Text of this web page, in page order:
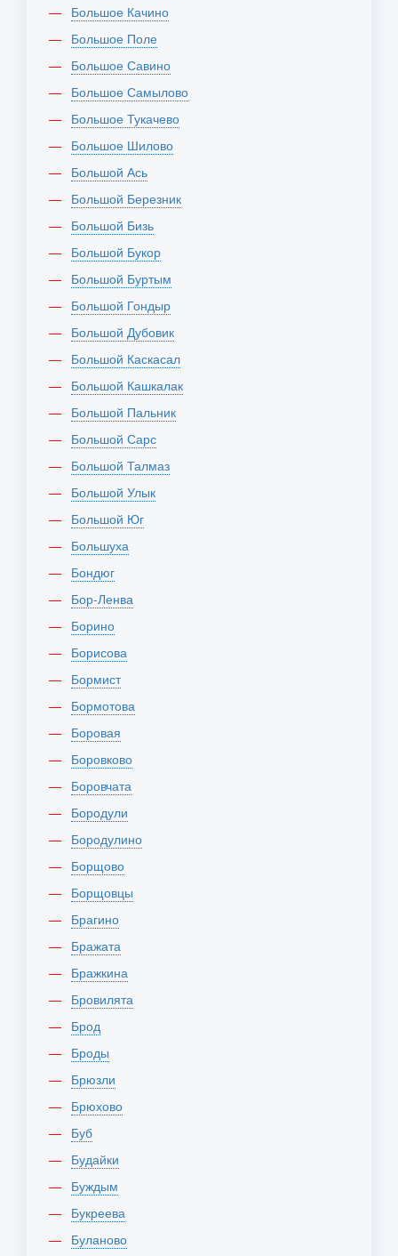
Большое Качино
Большое Поле
Большое Савино
Большое Самылово
Большое Тукачево
Большое Шилово
Большой Ась
Большой Березник
Большой Бизь
Большой Букор
Большой Буртым
Большой Гондыр
Большой Дубовик
Большой Каскасал
Большой Кашкалак
Большой Пальник
Большой Сарс
Большой Талмаз
Большой Улык
Большой Юг
Большуха
Бондюг
Бор-Ленва
Борино
Борисова
Бормист
Бормотова
Боровая
Боровково
Боровчата
Бородули
Бородулино
Борщово
Борщовцы
Брагино
Бражата
Бражкина
Бровилята
Брод
Броды
Брюзли
Брюхово
Буб
Будайки
Буждым
Букреева
Буланово